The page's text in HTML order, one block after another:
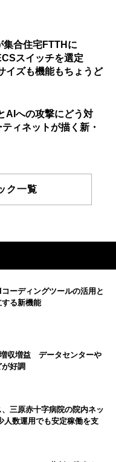
集合住宅FTTHに
スイッチを選定
イズも機能もちょうど
AIへの攻撃にどう対
ィネットが描く新・
ク一覧
ーディングツールの活用と
る新機能
収増益 データセンターや
好調
三原赤十字病院の院内ネッ
人数運用でも安定稼働を支